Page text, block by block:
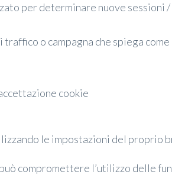
per determinare nuove sessioni
o campagna che spiega
cookie
le impostazioni del proprio
compromettere l’utilizzo delle